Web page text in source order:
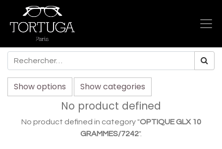
Show options Show categories
No product defined
No product defined in category "OPTIQUE GLX 10
GRAMMES/7242".